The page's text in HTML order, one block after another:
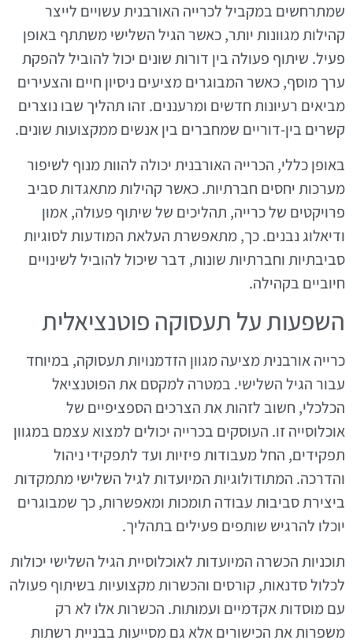
שמתרחשים במקביל לכרייה האורבנית עשויים לייצר
קהילות מגוונות יותר, כאשר הגיל השלישי משתתף באופן
פעיל. שיתוף פעולה בין דורות שונים יכול להוביל להפקת
ערך מוסף, כאשר המבוגרים מציעים ניסיון חיים והצעירים
מביאים רעיונות חדשים ומרעננים. זהו תהליך שבו נוצרים
קשרים בין-דוריים שמחברים בין אנשים ממקצועות שונים.
באופן כללי, הכרייה האורבנית יכולה להוות מנוף לשיפור
מערכות יחסים חברתיות. כאשר קהילות מתאגדות סביב
פרויקטים של כרייה, תהליכים של שיתוף פעולה, אמון
ודיאלוג נבנים. כך, מתאפשרת העלאת המודעות לסוגיות
סביבתיות וחברתיות שונות, דבר שיכול להוביל לשינויים
חיוביים בקהילה.
השפעות על תעסוקה פוטנציאלית
כרייה אורבנית מציעה מגוון הזדמנויות תעסוקה, במיוחד
עבור הגיל השלישי. במטרה למקסם את הפוטנציאל
הכלכלי, חשוב לזהות את הצרכים הספציפיים של
אוכלוסייה זו. העוסקים בכרייה יכולים למצוא עצמם במגוון
תפקידים, החל מעבודות פיזיות ועד לתפקידי ניהול
והדרכה. המתודולוגיות המיועדות לגיל השלישי מתמקדות
ביצירת סביבות עבודה תומכות ומאפשרות, כך שמבוגרים
יוכלו להרגיש שותפים פעילים בתהליך.
תוכניות הכשרה המיועדות לאוכלוסיית הגיל השלישי יכולות
לכלול סדנאות, קורסים והכשרות מקצועיות בשיתוף פעולה
עם מוסדות אקדמיים ועמותות. הכשרות אלו לא רק
משפרות את הכישורים אלא גם מסייעות בבניית רשתות